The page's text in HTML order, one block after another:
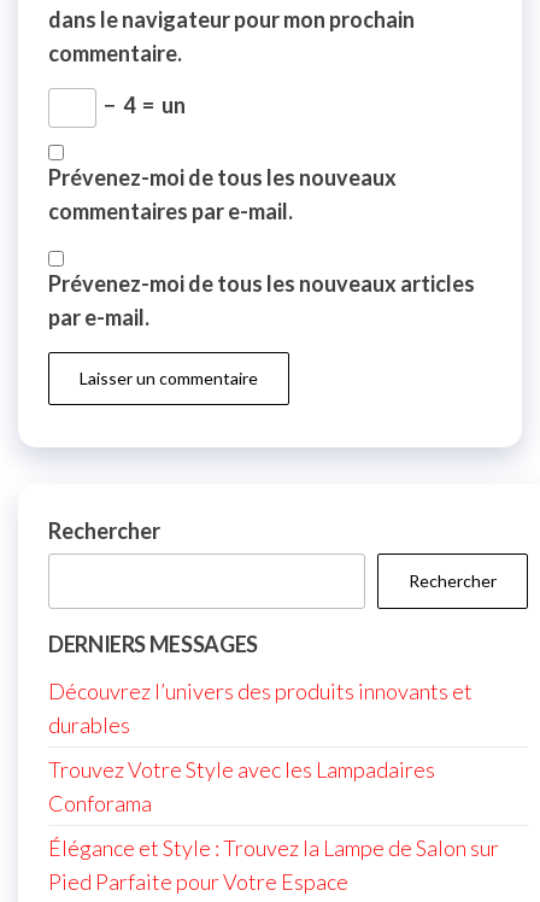
dans le navigateur pour mon prochain
commentaire.
− 4 = un
Prévenez-moi de tous les nouveaux
commentaires par e-mail.
Prévenez-moi de tous les nouveaux articles
par e-mail.
Rechercher
Rechercher
DERNIERS MESSAGES
Découvrez l’univers des produits innovants et
durables
Trouvez Votre Style avec les Lampadaires
Conforama
Élégance et Style : Trouvez la Lampe de Salon sur
Pied Parfaite pour Votre Espace